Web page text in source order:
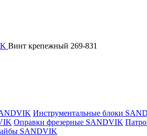
Винт крепежный 269-831
Инструментальные блоки
Оправки фрезерные SANDVIK
SANDVIK